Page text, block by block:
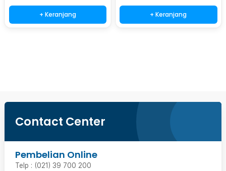
+ Keranjang + Keranjang
Contact Center
Pembelian Online
Telp : (021) 39 700 200